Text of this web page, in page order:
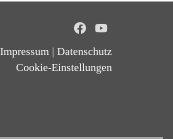
Impressum | Datenschutz
Cookie-Einstellungen